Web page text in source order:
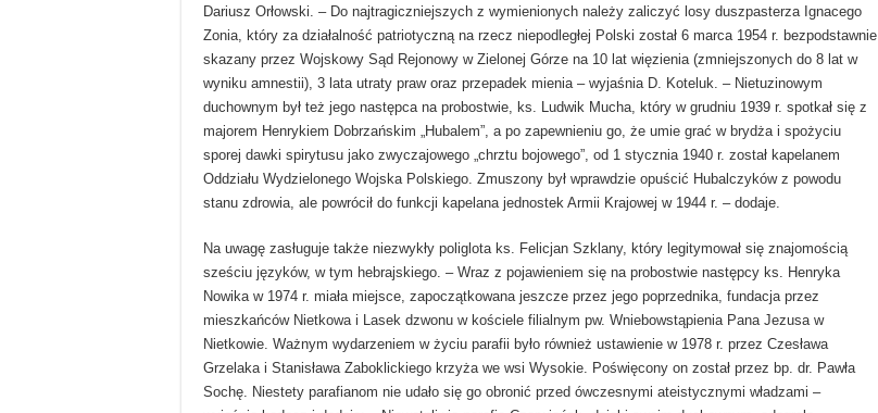
Dariusz Orłowski. – Do najtragiczniejszych z wymienionych należy zaliczyć losy duszpasterza Ignacego
Zonia, który za działalność patriotyczną na rzecz niepodległej Polski został 6 marca 1954 r. bezpodstawnie
skazany przez Wojskowy Sąd Rejonowy w Zielonej Górze na 10 lat więzienia (zmniejszonych do 8 lat w
wyniku amnestii), 3 lata utraty praw oraz przepadek mienia – wyjaśnia D. Koteluk. – Nietuzinowym
duchownym był też jego następca na probostwie, ks. Ludwik Mucha, który w grudniu 1939 r. spotkał się z
majorem Henrykiem Dobrzańskim „Hubalem”, a po zapewnieniu go, że umie grać w brydża i spożyciu
sporej dawki spirytusu jako zwyczajowego „chrztu bojowego”, od 1 stycznia 1940 r. został kapelanem
Oddziału Wydzielonego Wojska Polskiego. Zmuszony był wprawdzie opuścić Hubalczyków z powodu
stanu zdrowia, ale powrócił do funkcji kapelana jednostek Armii Krajowej w 1944 r. – dodaje.
Na uwagę zasługuje także niezwykły poliglota ks. Felicjan Szklany, który legitymował się znajomością
sześciu języków, w tym hebrajskiego. – Wraz z pojawieniem się na probostwie następcy ks. Henryka
Nowika w 1974 r. miała miejsce, zapoczątkowana jeszcze przez jego poprzednika, fundacja przez
mieszkańców Nietkowa i Lasek dzwonu w kościele filialnym pw. Wniebowstąpienia Pana Jezusa w
Nietkowie. Ważnym wydarzeniem w życiu parafii było również ustawienie w 1978 r. przez Czesława
Grzelaka i Stanisława Zaboklickiego krzyża we wsi Wysokie. Poświęcony on został przez bp. dr. Pawła
Sochę. Niestety parafianom nie udało się go obronić przed ówczesnymi ateistycznymi władzami –